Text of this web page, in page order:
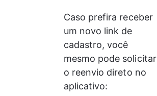
Caso prefira receber
um novo link de
cadastro, você
mesmo pode solicitar
o reenvio direto no
aplicativo: